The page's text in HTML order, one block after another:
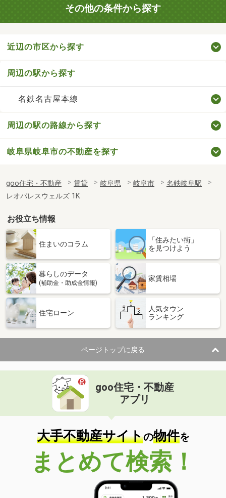
その他の条件から探す
近辺の市区から探す
周辺の駅から探す
名鉄名古屋本線
周辺の駅の路線から探す
岐阜県岐阜市の不動産を探す
goo住宅・不動産 賃貸 岐阜県 岐阜市
名鉄岐阜駅
レオパレスウェルズ 1K
お役立ち情報
住まいのコラム
「住みたい街」
を見つけよう
暮らしのデータ
(補助金・助成金情報)
家賃相場
住宅ローン
人気タウン
ランキング
ページトップに戻る
goo住宅・不動産
アプリ
大手不動産サイトの物件を
まとめて検索！